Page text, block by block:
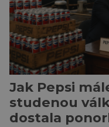
Jak Pepsi
studenou
dostala